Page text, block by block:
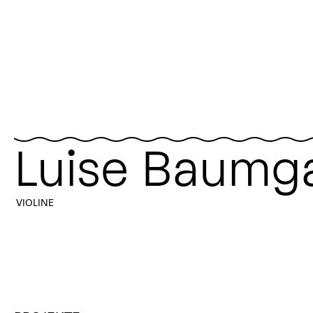
Luise
VIOLINE